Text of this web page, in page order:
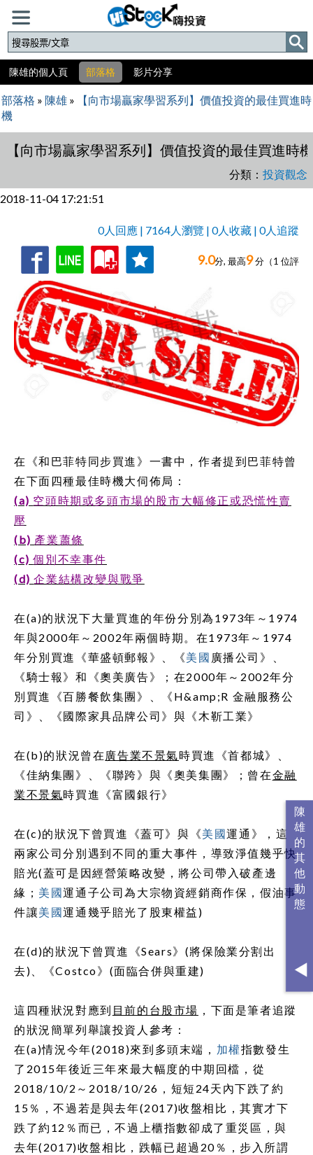
陳雄的個人頁 部落格 影片分享
部落格 » 陳雄 »
【向市場贏家學習系列】價值投資的最佳買進時
機
【向市場贏家學習系列】價值投資的最佳買進時機
分類： 投資觀念
2018-11-04 17:21:51
0人回應 | 7164人瀏覽 | 0人收藏 | 0人追蹤
收
藏
追 9.0分, 最高9分（1 位評
在《和巴菲特同步買進》一書中，作者提到巴菲特曾
在下面四種最佳時機大伺佈局：
(a) 空頭時期或多頭市場的股市大幅修正或恐慌性賣
壓
(b) 產業蕭條
(c)個別不幸事件
(d)企業結構改變與戰爭
在(a)的狀況下大量買進的年份分別為 1973年～ 1974
年與2000年～ 2002年兩個時期。在1973年～ 1974
年分別買進《華盛頓郵報》、《美國 廣播公司》、
《騎士報》和《奧美廣告》；在2000年～ 2002年分
別買進《百勝餐飲集團》、《 H&amp;R 金融服務公
司》、《國際家具品牌公司》與《木靳工業》
在(b)的狀況曾在 廣告業不景氣時買進《首都城》、
《佳納集團》、《聯跨》與《奧美集團》；曾在金融
業不景氣時買進《富國銀行》
在(c)的狀況下曾買進《蓋可》與《美國運通》，這
兩家公司分別遇到不同的重大事件，導致淨值幾乎快
賠光(蓋可是因經營策略改變，將公司帶入破產邊
緣； 美國運通子公司為大宗物資經銷商作保，假油事
件讓美國運通幾乎賠光了股東權益)
在(d)的狀況下曾買進《Sears》(將保險業分割出
去)、《Costco》(面臨合併與重建)
這 四種狀況對應到 目前的台股市場 ，下面是筆者追蹤
的狀況簡單列舉讓投資人參考：
在(a)情況今年(2018)來到多頭末端， 加權指數發生
了 2015年後近三年來最大幅度的中期回檔，從
2018/10/2 ～ 2018/10/26 ，短短 24天內下跌了約
15 ％，不過若是與去年(2017)收盤相比，其實才下
跌了約 12 ％而已，不過上櫃指數卻成了重災區 ，與
去年(2017)收盤相比，跌幅已超過 20 ％，步入所謂